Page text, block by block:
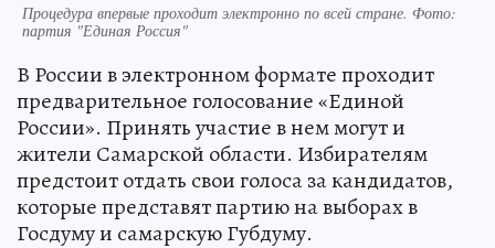
Процедура впервые проходит электронно по всей стране. Фото:
партия "Единая Россия"
В России в электронном формате проходит
предварительное голосование «Единой
России». Принять участие в нем могут и
жители Самарской области. Избирателям
предстоит отдать свои голоса за кандидатов,
которые представят партию на выборах в
Госдуму и самарскую Губдуму.